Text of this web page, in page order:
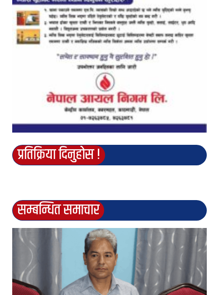
प्रतिक्रिया दिनुहोस !
सम्बन्धित समाचार